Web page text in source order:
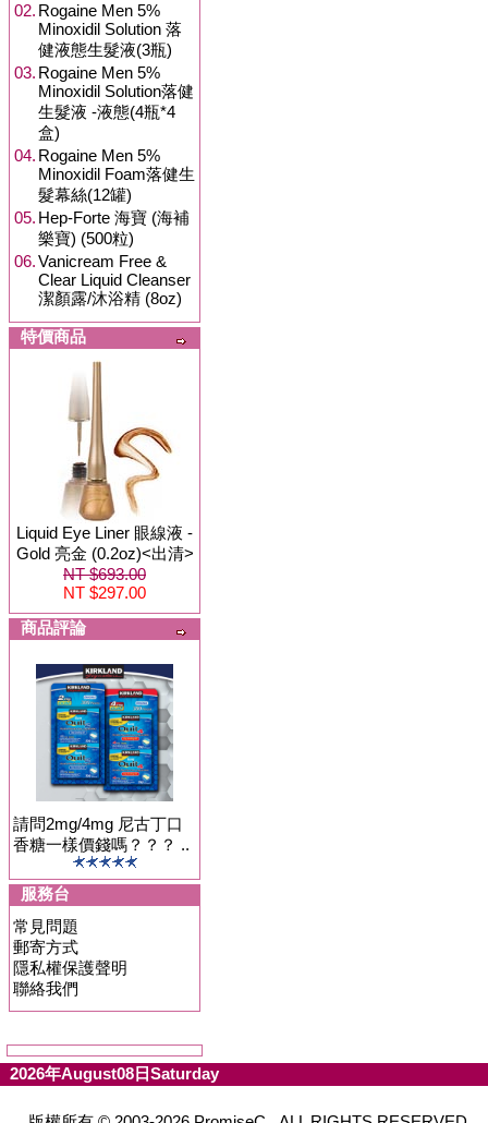
02. Rogaine Men 5%
Minoxidil Solution 落
健液態生髮液(3瓶)
03. Rogaine Men 5%
Minoxidil Solution落健
生髮液 -液態(4瓶*4
盒)
04. Rogaine Men 5%
Minoxidil Foam落健生
髮幕絲(12罐)
05. Hep-Forte 海寶 (海補
樂寶) (500粒)
06.Vanicream Free &
Clear Liquid Cleanser
潔顏露/沐浴精 (8oz)
特價商品
Liquid Eye Liner 眼線液 -
Gold 亮金 (0.2oz)<出清>
NT $693.00
NT $297.00
商品評論
請問2mg/4mg 尼古丁口
香糖一樣價錢嗎？？？ ..
服務台
常見問題
郵寄方式
隱私權保護聲明
聯絡我們
2026年August08日Saturday